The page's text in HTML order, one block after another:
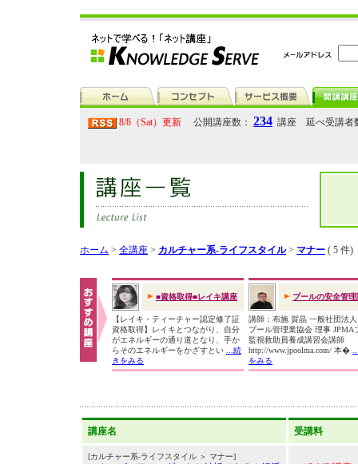
8/8（Sat）更新 公開講座数： 234 講座 延べ受講者
ホーム > 全講座 > カルチャー系-ライフスタイル> マナー ( 5 件)
■資格取得■レイキ講座
【レイキ・ティーチャー認定修了証
資格取得】レイキとつながり、自分
がエネルギーの通り道となり、手か
らそのエネルギーをかざすとい
...続
きをみる
プールの安全管理
講師：布施 賀晶 一般社団法
プール管理業協会 理事 JPMA
監視救助員養成講習会講師
http://www.jpoolma.com/ 本�
をみる
講座名 受講料
[カルチャー系-ライフスタイル ＞ マナー]